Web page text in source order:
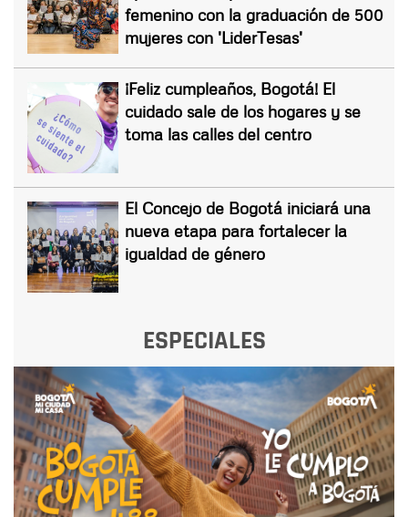
femenino con la graduación de 500
mujeres con 'LiderTesas'
¡Feliz cumpleaños, Bogotá! El
cuidado sale de los hogares y se
toma las calles del centro
El Concejo de Bogotá iniciará una
nueva etapa para fortalecer la
igualdad de género
ESPECIALES